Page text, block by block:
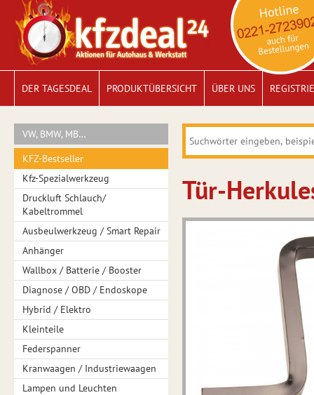
DER TAGESDEAL PRODUKTÜBERSICHT ÜBER UNS
VW, BMW, MB…
KFZ-Bestseller
Kfz-Spezialwerkzeug
Druckluft Schlauch/
Kabeltrommel
Ausbeulwerkzeug / Smart Repair
Anhänger
Wallbox / Batterie / Booster
Diagnose / OBD / Endoskope
Hybrid / Elektro
Kleinteile
Federspanner
Kranwaagen / Industriewaagen
Lampen und Leuchten
Tür-